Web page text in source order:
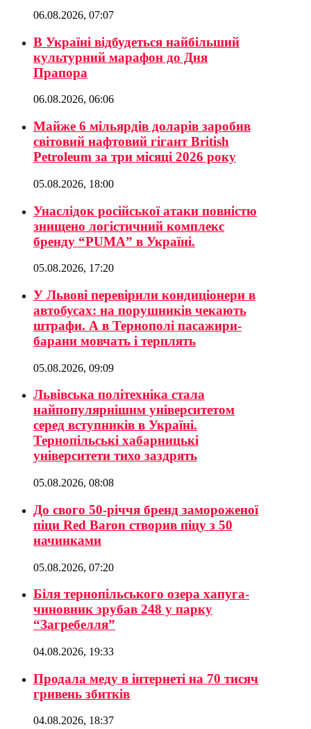
06.08.2026, 07:07
В Україні відбудеться найбільший
культурний марафон до Дня
Прапора
06.08.2026, 06:06
Майже 6 мільярдів доларів заробив
світовий нафтовий гігант British
Petroleum за три місяці 2026 року
05.08.2026, 18:00
Унаслідок російської атаки повністю
знищено логістичний комплекс
бренду “PUMA” в Україні.
05.08.2026, 17:20
У Львові перевірили кондиціонери в
автобусах: на порушників чекають
штрафи. А в Тернополі пасажири-
барани мовчать і терплять
05.08.2026, 09:09
Львівська політехніка стала
найпопулярнішим університетом
серед вступників в Україні.
Тернопільські хабарницькі
університети тихо заздрять
05.08.2026, 08:08
До свого 50-річчя бренд замороженої
піци Red Baron створив піцу з 50
начинками
05.08.2026, 07:20
Біля тернопільського озера хапуга-
чиновник зрубав 248 у парку
“Загребелля”
04.08.2026, 19:33
Продала меду в інтернеті на 70 тисяч
гривень збитків
04.08.2026, 18:37